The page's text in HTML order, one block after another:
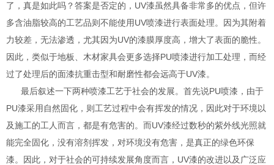
了，真是如此吗？答案是否定的，UV漆虽然具备非常多的优点，但许
多含油脂较高的工艺品则不能使用UV喷漆进行表面处理。因为其附着
力较差，无法渗透，尤其因为UV的漆膜厚度高，增大了表面的脆性。
因此，类似于地板、木材家具会更多选择PU喷漆进行加工处理，而经
过了处理后的面漆抗重击型和耐磨性都会远高于UV漆。
最后叙述一下两种喷漆工艺于社会的发展。首先说PU喷漆，由于
PU漆采用自然固化，则工艺过程中会有挥发的情况，因此对于环境以
及施工的工人而言，都是有危害的。而UV漆经过数秒的紫外线光照就
能完全固化，没有溶剂挥发，对环境没有危害，是真正的绿色环保
漆。因此，对于社会的可持续发展角度而言，UV漆的改进以及广泛应